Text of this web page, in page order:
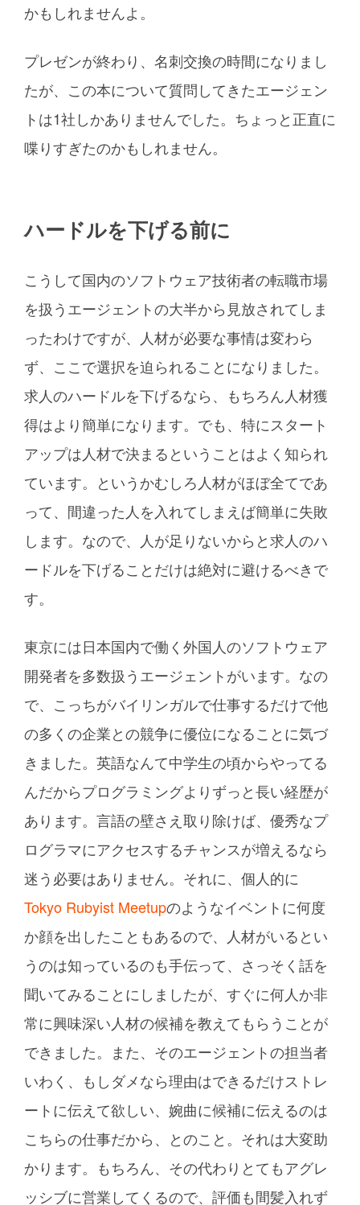
かもしれませんよ。
プレゼンが終わり、名刺交換の時間になりまし
たが、この本について質問してきたエージェン
トは1社しかありませんでした。ちょっと正直に
喋りすぎたのかもしれません。
ハードルを下げる前に
こうして国内のソフトウェア技術者の転職市場
を扱うエージェントの大半から見放されてしま
ったわけですが、人材が必要な事情は変わら
ず、ここで選択を迫られることになりました。
求人のハードルを下げるなら、もちろん人材獲
得はより簡単になります。でも、特にスタート
アップは人材で決まるということはよく知られ
ています。というかむしろ人材がほぼ全てであ
って、間違った人を入れてしまえば簡単に失敗
します。なので、人が足りないからと求人のハ
ードルを下げることだけは絶対に避けるべきで
す。
東京には日本国内で働く外国人のソフトウェア
開発者を多数扱うエージェントがいます。なの
で、こっちがバイリンガルで仕事するだけで他
の多くの企業との競争に優位になることに気づ
きました。英語なんて中学生の頃からやってる
んだからプログラミングよりずっと長い経歴が
あります。言語の壁さえ取り除けば、優秀なプ
ログラマにアクセスするチャンスが増えるなら
迷う必要はありません。それに、個人的に
Tokyo Rubyist Meetupのようなイベントに何度
か顔を出したこともあるので、人材がいるとい
うのは知っているのも手伝って、さっそく話を
聞いてみることにしましたが、すぐに何人か非
常に興味深い人材の候補を教えてもらうことが
できました。また、そのエージェントの担当者
いわく、もしダメなら理由はできるだけストレ
ートに伝えて欲しい、婉曲に候補に伝えるのは
こちらの仕事だから、とのこと。それは大変助
かります。もちろん、その代わりとてもアグレ
ッシブに営業してくるので、評価も間髪入れず